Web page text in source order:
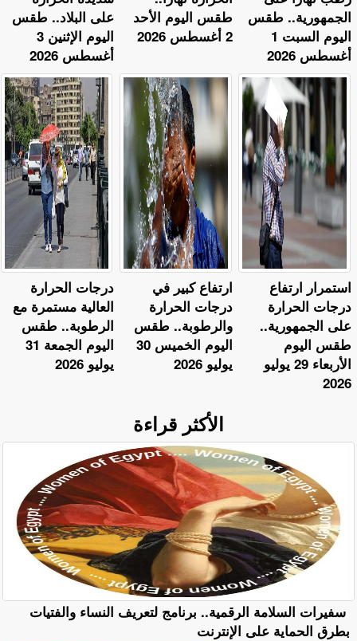
على البلاد.. طقس
اليوم الإثنين 3
أغسطس 2026
طقس اليوم الأحد
2 أغسطس 2026
الجمهورية.. طقس
اليوم السبت 1
أغسطس 2026
​درجات الحرارة
العالية مستمرة مع
الرطوبة.. طقس
اليوم الجمعة 31
يوليو 2026
ارتفاع كبير في
درجات الحرارة
والرطوبة.. طقس
اليوم الخميس 30
يوليو 2026
استمرار ارتفاع
درجات الحرارة
على الجمهورية..
طقس اليوم
الأربعاء 29 يوليو
2026
الأكثر قراءة
سفيرات السلامة الرقمية.. برنامج لتعريف النساء والفتيات
بطرق الحماية على الإنترنت